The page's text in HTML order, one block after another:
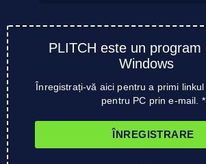
PLITCH este un program
Windows
Înregistrați-vă aici pentru a primi
pentru PC prin e-mail. *
ÎNREGISTRARE